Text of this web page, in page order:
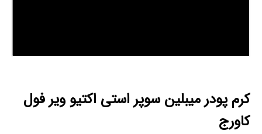
کرم پودر میبلین سوپر استی اکتیو ویر فول
کاورج